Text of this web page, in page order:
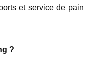
et service de pain
?